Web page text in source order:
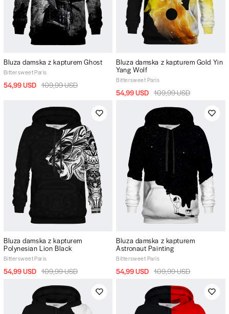
Bluza damska z kapturem Ghost
Bittersweet Paris
54,99 USD 109,99 USD
Bluza damska z kapturem Gold Yin
Yang Wolf
Bittersweet Paris
54,99 USD 109,99 USD
Bluza damska z kapturem
Polynesian Lion Black
Bittersweet Paris
54,99 USD 109,99 USD
Bluza damska z kapturem
Astronaut Painting
Bittersweet Paris
54,99 USD 109,99 USD